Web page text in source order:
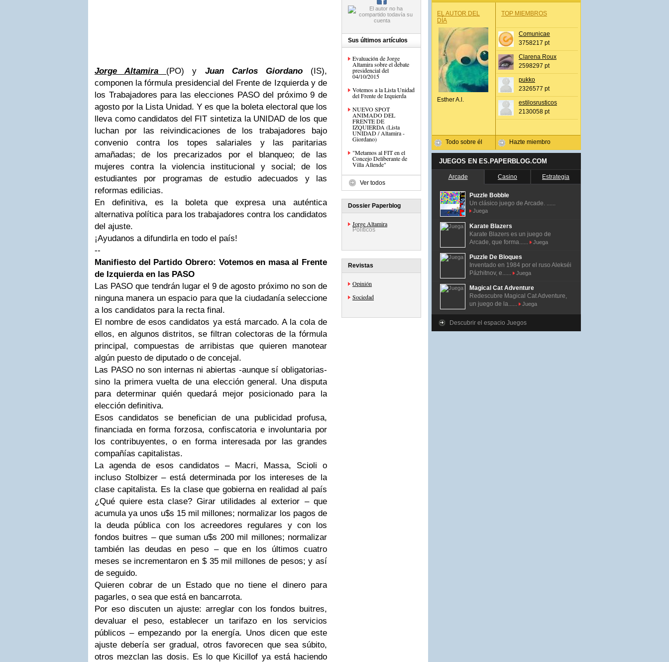
Jorge Altamira (PO) y Juan Carlos Giordano(IS),
componen la fórmula presidencial del Frente de Izquierda y de
los Trabajadores para las elecciones PASO del próximo 9 de
agosto por la Lista Unidad. Y es que la boleta electoral que los
lleva como candidatos del FIT sintetiza la UNIDAD de los que
luchan por las reivindicaciones de los trabajadores bajo
convenio contra los topes salariales y las paritarias
amañadas; de los precarizados por el blanqueo; de las
mujeres contra la violencia institucional y social; de los
estudiantes por programas de estudio adecuados y las
reformas edilicias.
En definitiva, es la boleta que expresa una auténtica
alternativa política para los trabajadores contra los candidatos
del ajuste.
¡Ayudanos a difundirla en todo el país!
--
Manifiesto del Partido Obrero: Votemos en masa al Frente
de Izquierda en las PASO
Las PASO que tendrán lugar el 9 de agosto próximo no son de
ninguna manera un espacio para que la ciudadanía seleccione
a los candidatos para la recta final.
El nombre de esos candidatos ya está marcado. A la cola de
ellos, en algunos distritos, se filtran colectoras de la fórmula
principal, compuestas de arribistas que quieren manotear
algún puesto de diputado o de concejal.
Las PASO no son internas ni abiertas -aunque sí obligatorias-
sino la primera vuelta de una elección general. Una disputa
para determinar quién quedará mejor posicionado para la
elección definitiva.
Esos candidatos se benefician de una publicidad profusa,
financiada en forma forzosa, confiscatoria e involuntaria por
los contribuyentes, o en forma interesada por las grandes
compañías capitalistas.
La agenda de esos candidatos – Macri, Massa, Scioli o
incluso Stolbizer – está determinada por los intereses de la
clase capitalista. Es la clase que gobierna en realidad al país
¿Qué quiere esta clase? Girar utilidades al exterior – que
acumula ya unos u$s 15 mil millones; normalizar los pagos de
la deuda pública con los acreedores regulares y con los
fondos buitres – que suman u$s 200 mil millones; normalizar
también las deudas en peso – que en los últimos cuatro
meses se incrementaron en $ 35 mil millones de pesos; y así
de seguido.
Quieren cobrar de un Estado que no tiene el dinero para
pagarles, o sea que está en bancarrota.
Por eso discuten un ajuste: arreglar con los fondos buitres,
devaluar el peso, establecer un tarifazo en los servicios
públicos – empezando por la energía. Unos dicen que este
ajuste debería ser gradual, otros favorecen que sea súbito,
otros mezclan las dosis. Es lo que Kicillof ya está haciendo
Sus últimos artículos
Evaluación de Jorge
Altamira sobre el debate
presidencial del
04/10/2015
Votemos a la Lista Unidad
del Frente de Izquierda
NUEVO SPOT
ANIMADO DEL
FRENTE DE
IZQUIERDA (Lista
UNIDAD / Altamira -
Giordano)
"Metamos al FIT en el
Concejo Deliberante de
Villa Allende"
Ver todos
Dossier Paperblog
Jorge Altamira
Políticos
Revistas
Opinión
Sociedad
EL AUTOR DEL
DÍA
Esther A.l.
Todo sobre él
TOP MIEMBROS
Comunicae
3758217 pt
Clarena Roux
2598297 pt
pukko
2326577 pt
estilosrusticos
2130058 pt
Hazte miembro
JUEGOS EN ES.PAPERBLOG.COM
Arcade Casino Estrategia
Puzzle Bobble
Un clásico juego de Arcade. ......
Juega
Karate Blazers
Karate Blazers es un juego de
Arcade, que forma......
Juega
Puzzle De Bloques
Inventado en 1984 por el ruso Alekséi
Pázhitnov, e......
Juega
Magical Cat Adventure
Redescubre Magical Cat Adventure,
un juego de la......
Juega
Descubrir el espacio Juegos